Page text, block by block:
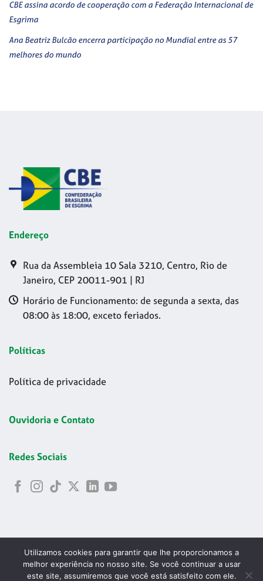
CBE assina acordo de cooperação com a Federação Internacional de
Esgrima
Ana Beatriz Bulcão encerra participação no Mundial entre as 57
melhores do mundo
Endereço
Rua da Assembleia 10 Sala 3210, Centro, Rio de
Janeiro, CEP 20011-901 | RJ
Horário de Funcionamento: de segunda a sexta, das
08:00 às 18:00, exceto feriados.
Políticas
Política de privacidade
Ouvidoria e Contato
Redes Sociais
Utilizamos cookies para garantir que lhe proporcionamos a
melhor experiência no nosso site. Se você continuar a usar
este site, assumiremos que você está satisfeito com ele.